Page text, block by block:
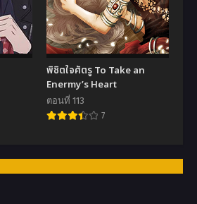
พิชิตใจศัตรู To Take an
Enermy’s Heart
ตอนที่ 113
7